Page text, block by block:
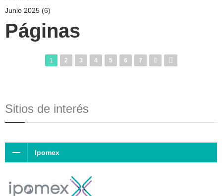
Junio 2025 (6)
Páginas
1 2 3 4 5 6 7
Sitios de interés
Ipomex